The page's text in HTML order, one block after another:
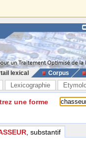
lexical Corpus
Lexicographie
une forme
, substantif